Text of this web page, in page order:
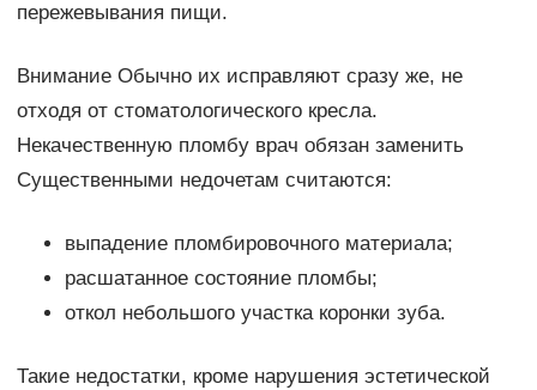
пережевывания пищи.
Внимание Обычно их исправляют сразу же, не
отходя от стоматологического кресла.
Некачественную пломбу врач обязан заменить
Существенными недочетам считаются:
выпадение пломбировочного материала;
расшатанное состояние пломбы;
откол небольшого участка коронки зуба.
Такие недостатки, кроме нарушения эстетической